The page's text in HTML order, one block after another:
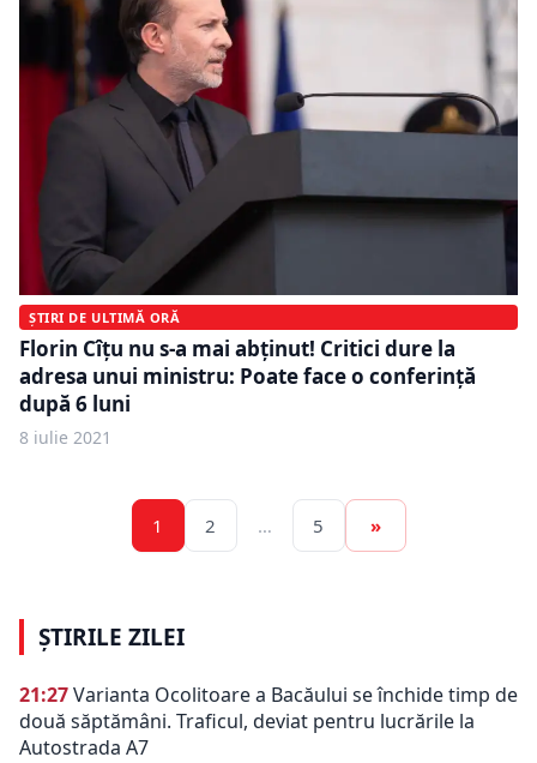
ȘTIRI DE ULTIMĂ ORĂ
Florin Cîțu nu s-a mai abţinut! Critici dure la
adresa unui ministru: Poate face o conferință
după 6 luni
8 iulie 2021
1 2 … 5 »
ȘTIRILE ZILEI
21:27Varianta Ocolitoare a Bacăului se închide timp de
două săptămâni. Traficul, deviat pentru lucrările la
Autostrada A7